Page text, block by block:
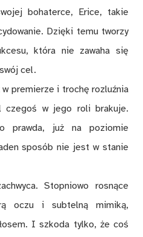
bohaterce, Erice, takie
Dzięki temu tworzy
która nie zawaha się
cel.
w premierze i trochę rozluźnia
czegoś w jego roli brakuje.
prawda, już na poziomie
sposób nie jest w stanie
Stopniowo rosnące
oczu i subtelną mimiką,
I szkoda tylko, że coś